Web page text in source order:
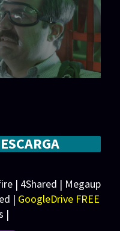
| 4Shared | Megaup
| GoogleDrive FREE
|